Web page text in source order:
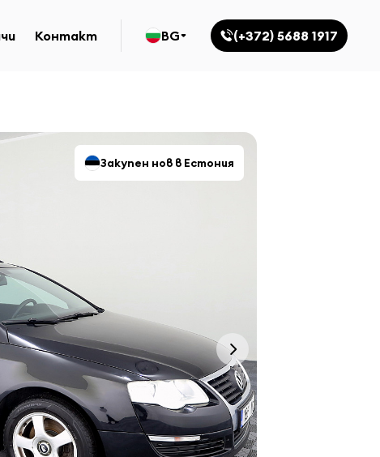
Контакт BG (+372) 5688 1917
Закупен нов в Естония